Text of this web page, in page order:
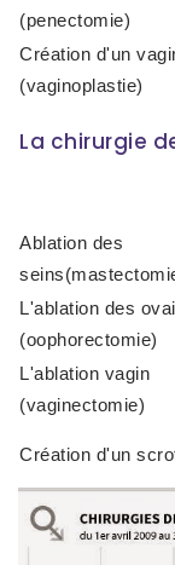
(penectomie)
Création d'un
(vaginoplastie)
La chirurgie
Ablation des
L'ablation des
(oophorectomie)
L'ablation vagin
(vaginectomie)
Création d'un